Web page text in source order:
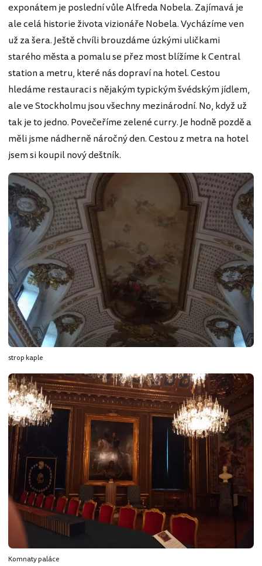
exponátem je poslední vůle Alfreda Nobela. Zajímavá je
ale celá historie života vizionáře Nobela. Vycházíme ven
už za šera. Ještě chvíli brouzdáme úzkými uličkami
starého města a pomalu se přez most blížíme k Central
station a metru, které nás dopraví na hotel. Cestou
hledáme restauraci s nějakým typickým švédským jídlem,
ale ve Stockholmu jsou všechny mezinárodní. No, když už
tak je to jedno. Povečeříme zelené curry. Je hodně pozdě a
měli jsme nádherně náročný den. Cestou z metra na hotel
jsem si koupil nový deštník.
strop kaple
Komnaty paláce